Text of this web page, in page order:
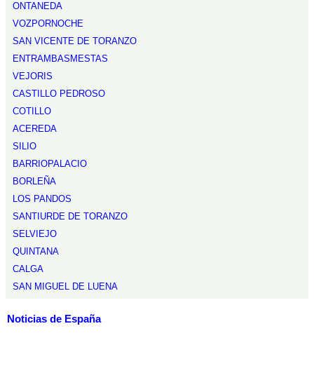
ONTANEDA
VOZPORNOCHE
SAN VICENTE DE TORANZO
ENTRAMBASMESTAS
VEJORIS
CASTILLO PEDROSO
COTILLO
ACEREDA
SILIO
BARRIOPALACIO
BORLEÑA
LOS PANDOS
SANTIURDE DE TORANZO
SELVIEJO
QUINTANA
CALGA
SAN MIGUEL DE LUENA
Noticias de España